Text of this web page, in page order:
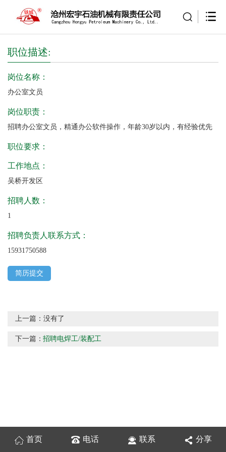
职位描述:
岗位名称：
办公室文员
岗位职责：
招聘办公室文员，精通办公软件操作，年龄30岁以内，有经验优先
职位要求：
工作地点：
吴桥开发区
招聘人数：
1
招聘负责人联系方式：
15931750588
简历提交
上一篇： 没有了
下一篇：招聘电焊工/装配工
首页 电话 联系 分享